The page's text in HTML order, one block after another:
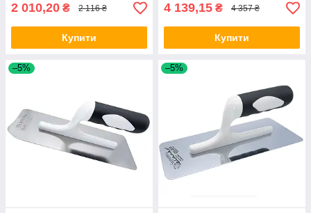
2 010,20 ₴ 2 116 ₴
Купити
4 139,15 ₴ 4 357 ₴
Купити
–5% –5%